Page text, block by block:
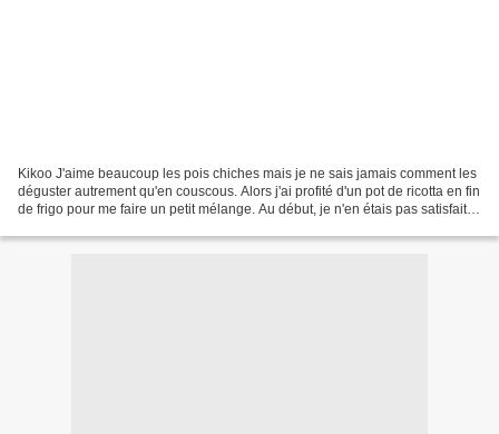
Kikoo J'aime beaucoup les pois chiches mais je ne sais jamais comment les
déguster autrement qu'en couscous. Alors j'ai profité d'un pot de ricotta en fin
de frigo pour me faire un petit mélange. Au début, je n'en étais pas satisfaite